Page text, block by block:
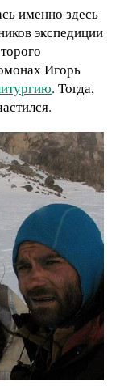
именно здесь
экспедиции
Игорь
. Тогда,